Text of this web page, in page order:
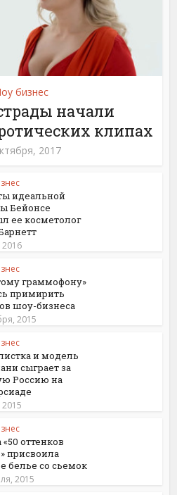
бизнес
начали
клипах
2017
идеальной
Бейонсе
ее косметолог
граммофону»
примирить
шоу-бизнеса
2015
и модель
сыграет за
Россию на
«50 оттенков
присвоила
белье со сьемок
2015